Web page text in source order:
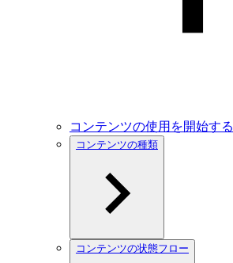
コンテンツの使用を開始する
コンテンツの種類
コンテンツの状態フロー